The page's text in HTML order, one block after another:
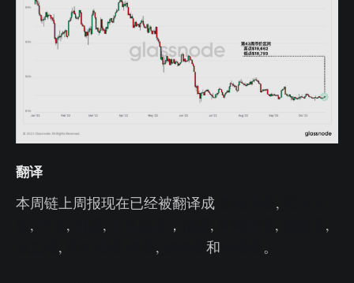
翻译
本周链上周报现在已经被翻译成 ,
, , , ， , ,
,
, , 和 。